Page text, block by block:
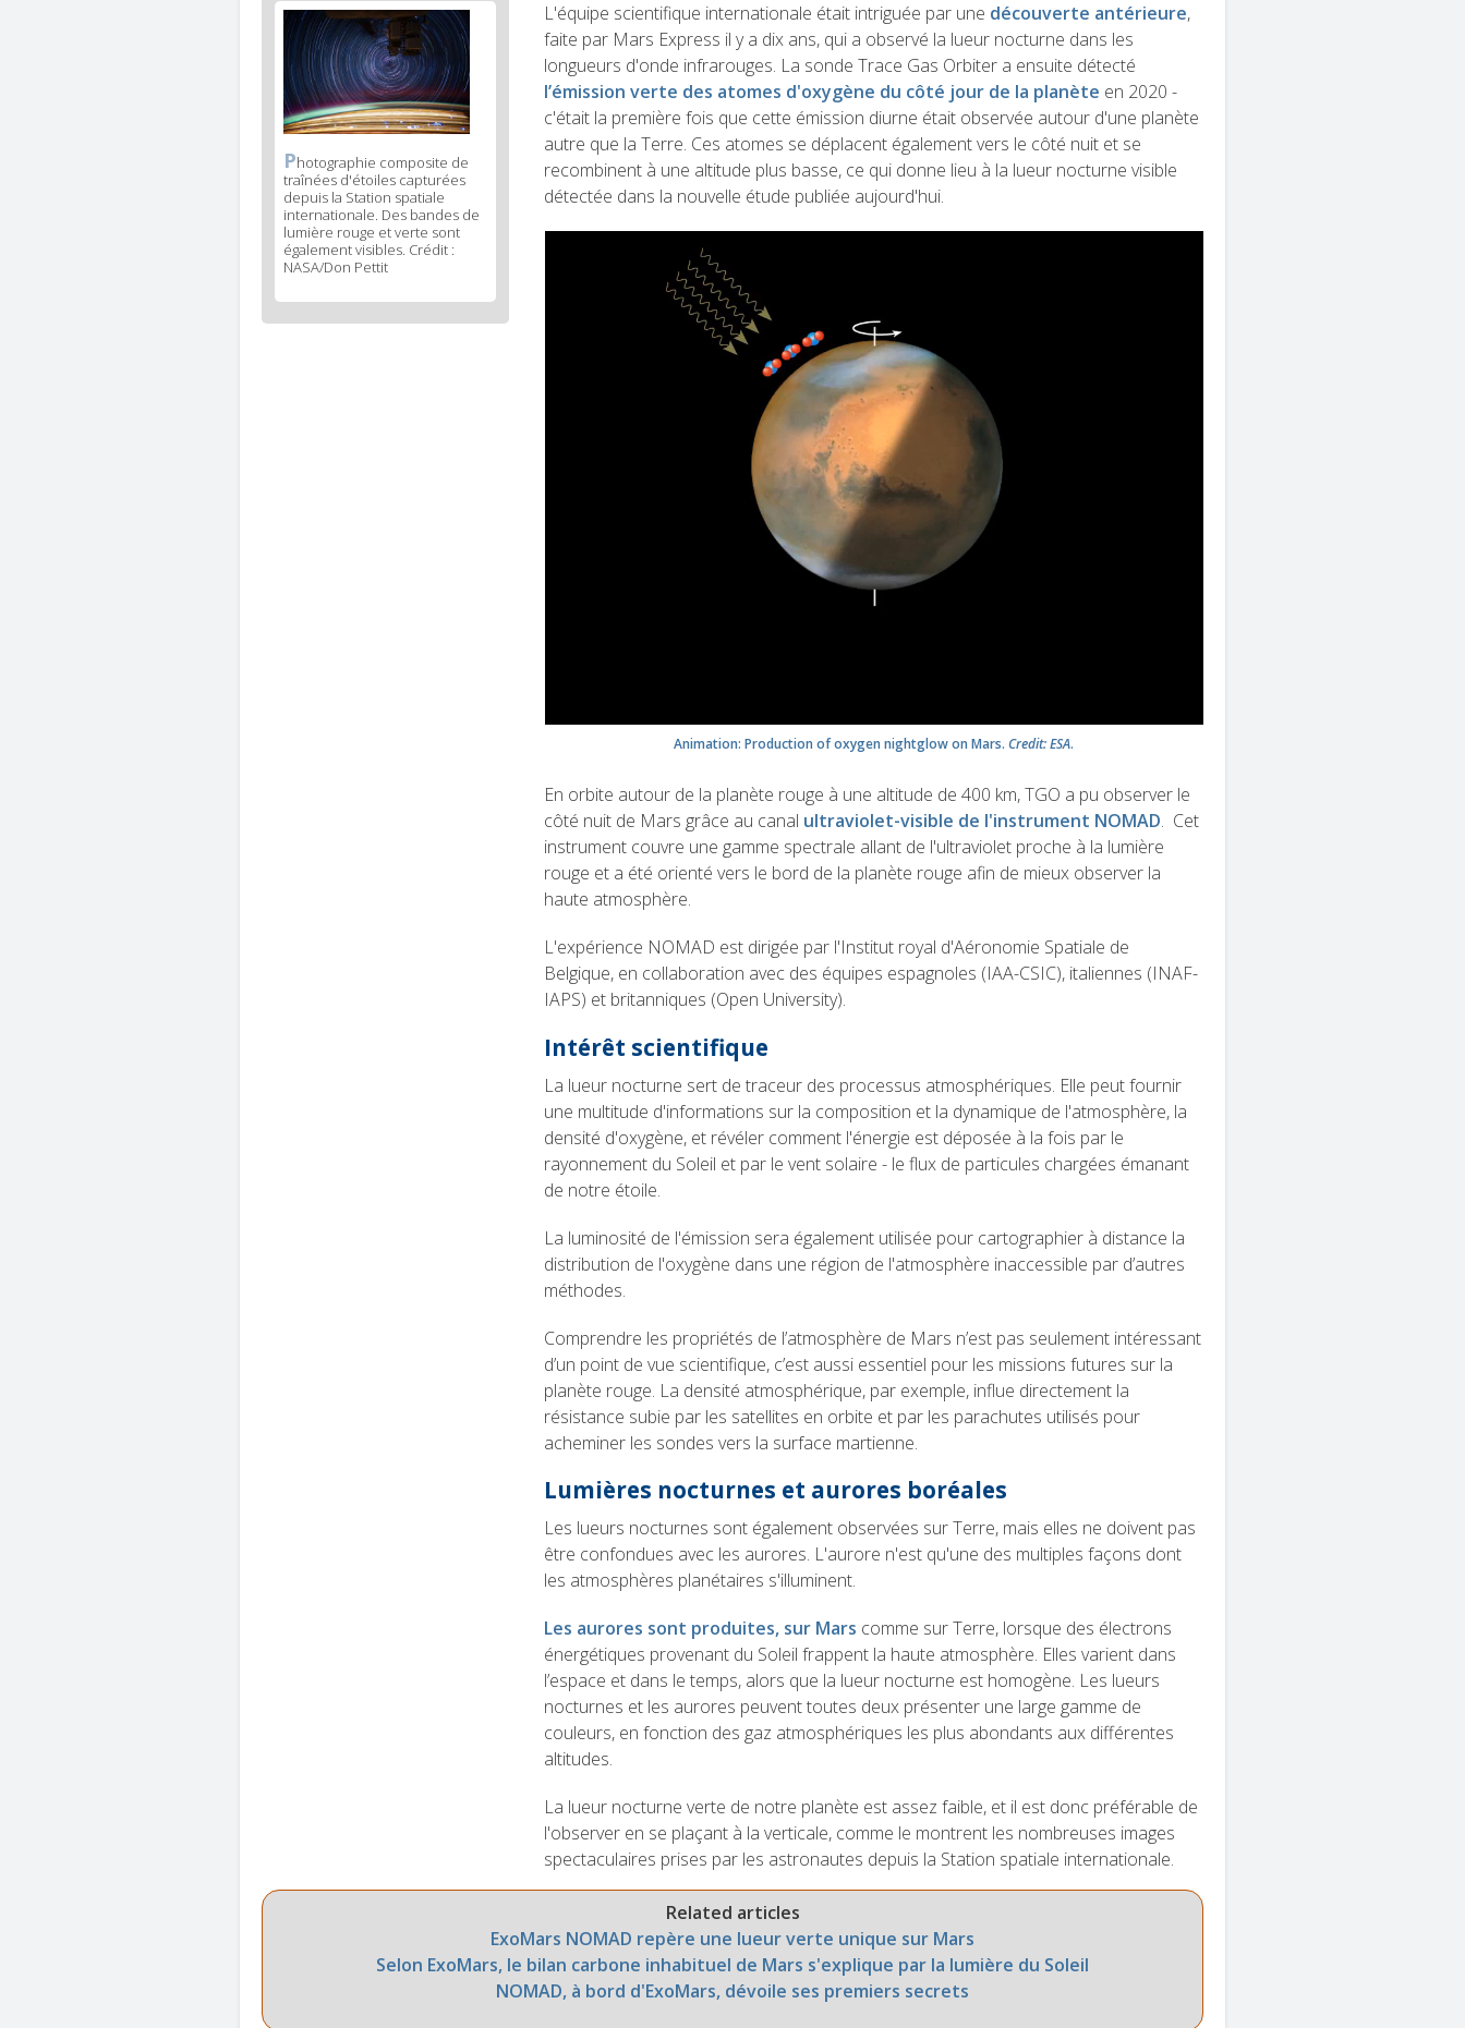
L'équipe scientifique internationale était intriguée par une découverte antérieure,
faite par Mars Express il y a dix ans, qui a observé la lueur nocturne dans les
longueurs d'onde infrarouges. La sonde Trace Gas Orbiter a ensuite détecté
l’émission verte des atomes d'oxygène du côté jour de la planète en 2020 -
c'était la première fois que cette émission diurne était observée autour d'une planète
autre que la Terre. Ces atomes se déplacent également vers le côté nuit et se
recombinent à une altitude plus basse, ce qui donne lieu à la lueur nocturne visible
détectée dans la nouvelle étude publiée aujourd'hui.
Animation: Production of oxygen nightglow on Mars.Credit: ESA.
En orbite autour de la planète rouge à une altitude de 400 km, TGO a pu observer le
côté nuit de Mars grâce au canal ultraviolet-visible de l'instrument NOMAD. Cet
instrument couvre une gamme spectrale allant de l'ultraviolet proche à la lumière
rouge et a été orienté vers le bord de la planète rouge afin de mieux observer la
haute atmosphère.
L'expérience NOMAD est dirigée par l'Institut royal d'Aéronomie Spatiale de
Belgique, en collaboration avec des équipes espagnoles (IAA-CSIC), italiennes (INAF-
IAPS) et britanniques (Open University).
Intérêt scientifique
La lueur nocturne sert de traceur des processus atmosphériques. Elle peut fournir
une multitude d'informations sur la composition et la dynamique de l'atmosphère, la
densité d'oxygène, et révéler comment l'énergie est déposée à la fois par le
rayonnement du Soleil et par le vent solaire - le flux de particules chargées émanant
de notre étoile.
La luminosité de l'émission sera également utilisée pour cartographier à distance la
distribution de l'oxygène dans une région de l'atmosphère inaccessible par d’autres
méthodes.
Comprendre les propriétés de l’atmosphère de Mars n’est pas seulement intéressant
d’un point de vue scientifique, c’est aussi essentiel pour les missions futures sur la
planète rouge. La densité atmosphérique, par exemple, influe directement la
résistance subie par les satellites en orbite et par les parachutes utilisés pour
acheminer les sondes vers la surface martienne.
Lumières nocturnes et aurores boréales
Les lueurs nocturnes sont également observées sur Terre, mais elles ne doivent pas
être confondues avec les aurores. L'aurore n'est qu'une des multiples façons dont
les atmosphères planétaires s'illuminent.
Les aurores sont produites, sur Mars comme sur Terre, lorsque des électrons
énergétiques provenant du Soleil frappent la haute atmosphère. Elles varient dans
l’espace et dans le temps, alors que la lueur nocturne est homogène. Les lueurs
nocturnes et les aurores peuvent toutes deux présenter une large gamme de
couleurs, en fonction des gaz atmosphériques les plus abondants aux différentes
altitudes.
La lueur nocturne verte de notre planète est assez faible, et il est donc préférable de
l'observer en se plaçant à la verticale, comme le montrent les nombreuses images
spectaculaires prises par les astronautes depuis la Station spatiale internationale.
News
image
3
News
image
legend
3
Photographie composite de
traînées d'étoiles capturées
depuis la Station spatiale
internationale. Des bandes de
lumière rouge et verte sont
également visibles. Crédit :
NASA/Don Pettit
Related articles
ExoMars NOMAD repère une lueur verte unique sur Mars
Selon ExoMars, le bilan carbone inhabituel de Mars s'explique par la lumière du Soleil
NOMAD, à bord d'ExoMars, dévoile ses premiers secrets